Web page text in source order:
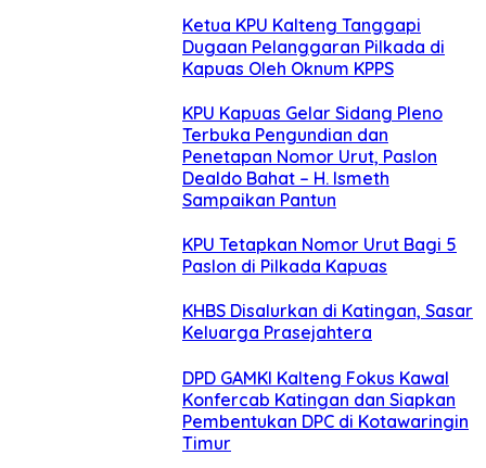
Ketua KPU Kalteng Tanggapi
Dugaan Pelanggaran Pilkada di
Kapuas Oleh Oknum KPPS
KPU Kapuas Gelar Sidang Pleno
Terbuka Pengundian dan
Penetapan Nomor Urut, Paslon
Dealdo Bahat – H. Ismeth
Sampaikan Pantun
KPU Tetapkan Nomor Urut Bagi 5
Paslon di Pilkada Kapuas
KHBS Disalurkan di Katingan, Sasar
Keluarga Prasejahtera
DPD GAMKI Kalteng Fokus Kawal
Konfercab Katingan dan Siapkan
Pembentukan DPC di Kotawaringin
Timur